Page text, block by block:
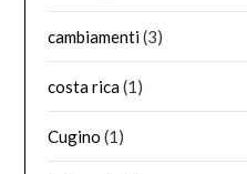
cambiamenti(3)
costa rica(1)
Cugino (1)